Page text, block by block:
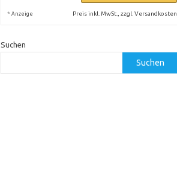
* Anzeige Preis inkl. MwSt., zzgl. Versandkosten
Suchen
Suchen